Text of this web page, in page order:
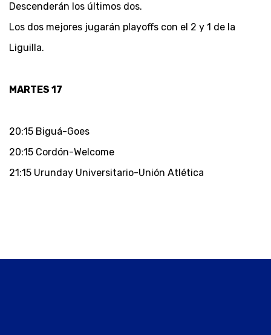
Descenderán los últimos dos.
Los dos mejores jugarán playoffs con el 2 y 1 de la
Liguilla.
MARTES 17
20:15 Biguá-Goes
20:15 Cordón-Welcome
21:15 Urunday Universitario-Unión Atlética